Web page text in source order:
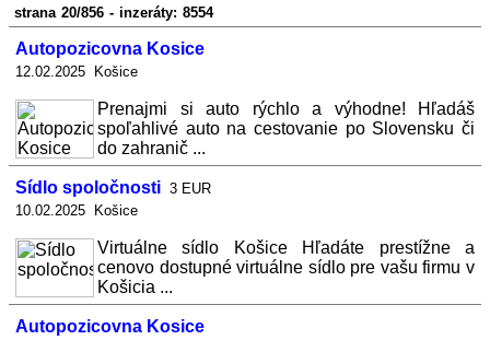
strana 20/856 - inzeráty: 8554
Autopozicovna Kosice
12.02.2025 Košice
Prenajmi si auto rýchlo a výhodne! Hľadáš
spoľahlivé auto na cestovanie po Slovensku či
do zahranič ...
Sídlo spoločnosti 3 EUR
10.02.2025 Košice
Virtuálne sídlo Košice Hľadáte prestížne a
cenovo dostupné virtuálne sídlo pre vašu firmu v
Košicia ...
Autopozicovna Kosice